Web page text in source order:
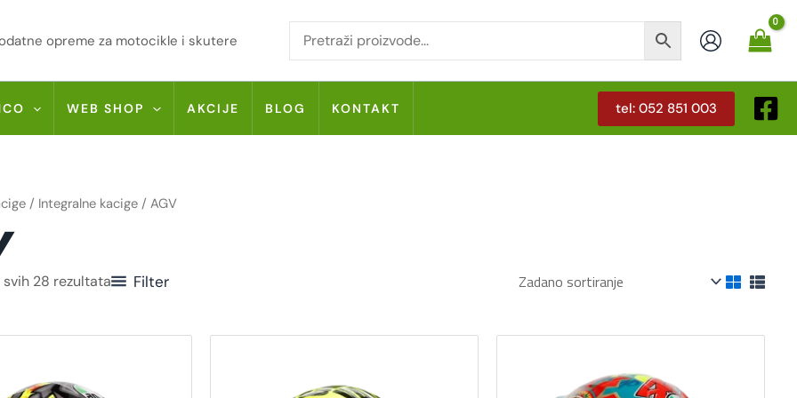
opreme za motocikle i skutere
WEB SHOP AKCIJE BLOG KONTAKT tel: 052 851 003
/ Integralne kacige / AGV
svih 28 rezultata Filter
ima
ima